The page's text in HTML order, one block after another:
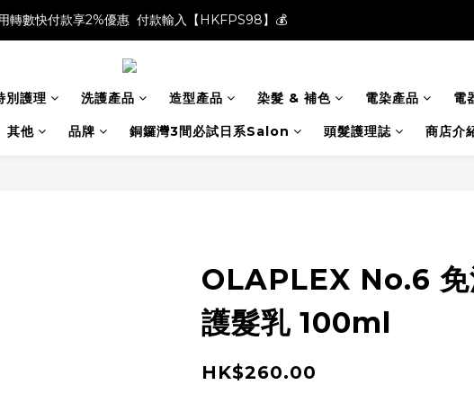
轉數快付款享2%優惠  付款輸入【HKFPS98】💰
轉數快付款享2%優惠  付款輸入【HKFPS98】💰
冊會員即享$20購物金｜全店滿$400本地免運費📦!
轉數快付款享2%優惠  付款輸入【HKFPS98】💰
別護理 洗護產品 造型產品 染髮 & 補色 電染產品 電
其他 品牌 銅鑼灣3間必試日系Salon 頭髮護理誌 商店介
OLAPLEX No.6 免
護髮乳 100ml
HK$260.00